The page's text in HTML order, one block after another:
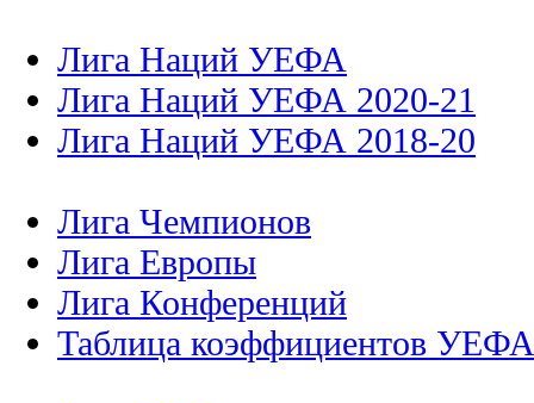
Лига Наций УЕФА
Лига Наций УЕФА 2020-21
Лига Наций УЕФА 2018-20
Лига Чемпионов
Лига Европы
Лига Конференций
Таблица коэффициентов УЕФА